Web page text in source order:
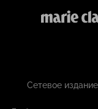
Сетевое